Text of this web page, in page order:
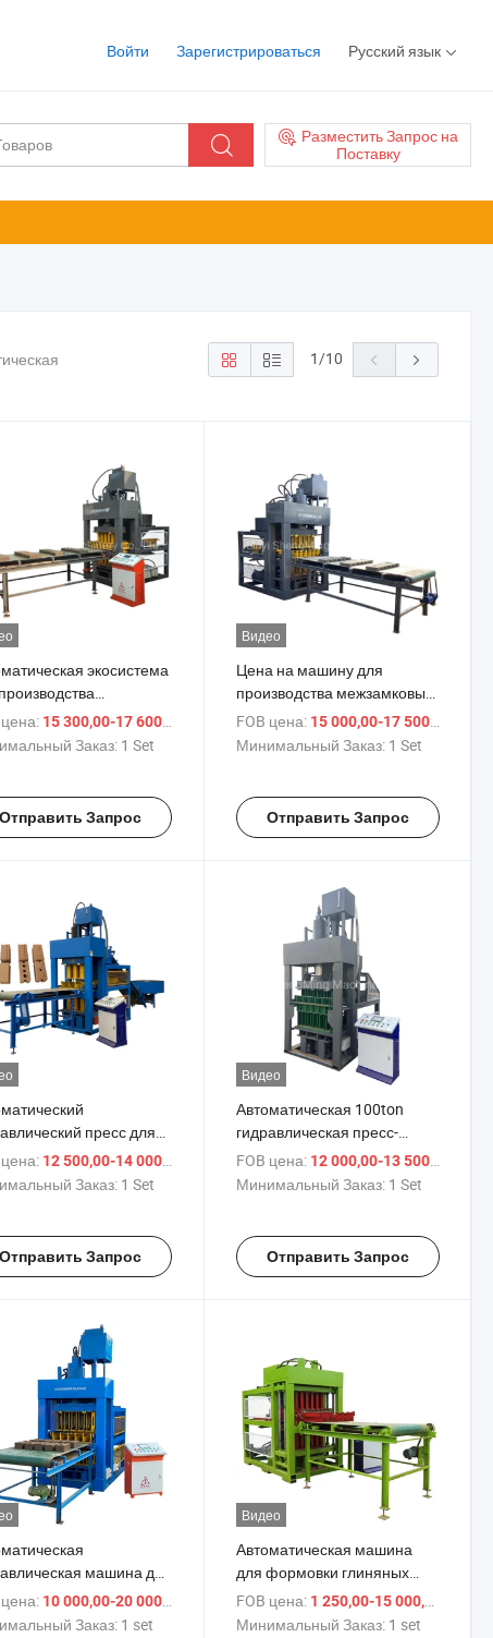
Войти Зарегистрироваться Русский язык
Разместить Запрос на
Поставку
1/10
экосистема
бетонных
по цене в Кении
15 300,00-17 600,00 $
Заказ: 1 Set
Отправить Запрос
Видео
Цена на машину для
производства межзамковых
гидравлических сжатых
земляных глиняных блоков в
FOB цена: 15 000,00-17 500,00 $
Минимальный Заказ: 1 Set
Отправить Запрос
пресс для
глиняных
кирпичей в
12 500,00-14 000,00 $
Заказ: 1 Set
Отправить Запрос
Видео
Автоматическая 100ton
гидравлическая пресс-
форма для производства
глиняных межблочных
FOB цена: 12 000,00-13 500,00 $
Минимальный Заказ: 1 Set
Отправить Запрос
машина для
блоков из
с замковым
10 000,00-20 000,00 $
Заказ: 1 set
Видео
Автоматическая машина
для формовки глиняных
блоков с замковым
соединением
FOB цена: 1 250,00-15 000,00 $
Минимальный Заказ: 1 set